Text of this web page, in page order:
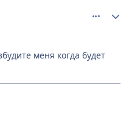
меня когда будет